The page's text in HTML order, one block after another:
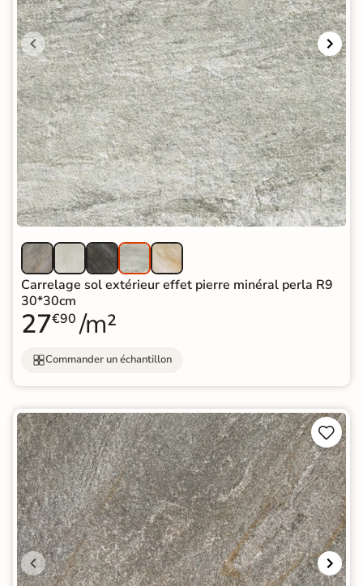
Carrelage sol extérieur effet pierre minéral perla R9
30*30cm
27€90 /m²
Commander un échantillon

